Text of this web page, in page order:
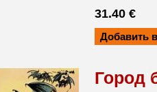
31.40 €
Город